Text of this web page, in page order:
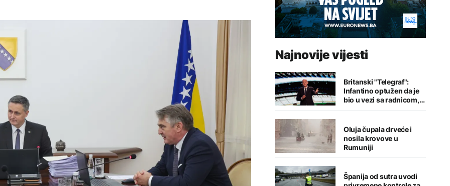
Najnovije vijesti
Britanski "Telegraf":
Infantino optužen da je
bio u vezi sa radnicom,
FIFA odbacila navode
Oluja čupala drveće i
nosila krovove u
Rumuniji
Španija od sutra uvodi